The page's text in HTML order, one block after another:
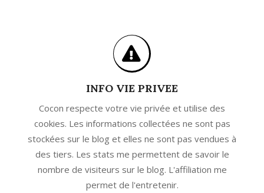
INFO VIE PRIVEE
Cocon respecte votre vie privée et utilise des
cookies. Les informations collectées ne sont pas
stockées sur le blog et elles ne sont pas vendues à
des tiers. Les stats me permettent de savoir le
nombre de visiteurs sur le blog. L'affiliation me
permet de l'entretenir.